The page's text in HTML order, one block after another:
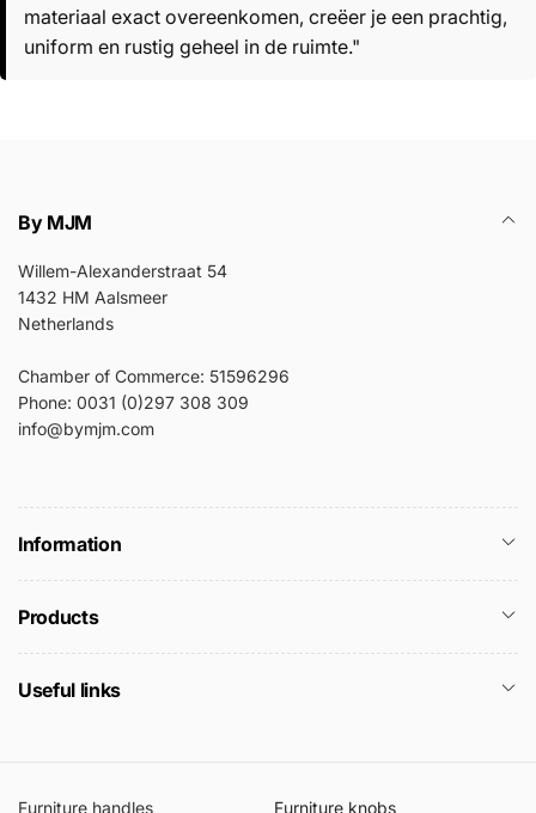
materiaal exact overeenkomen, creëer je een prachtig,
uniform en rustig geheel in de ruimte."
By MJM
Willem-Alexanderstraat 54
1432 HM Aalsmeer
Netherlands
Chamber of Commerce: 51596296
Phone: 0031 (0)297 308 309
info@bymjm.com
Information
Products
Useful links
Furniture handles Furniture knobs